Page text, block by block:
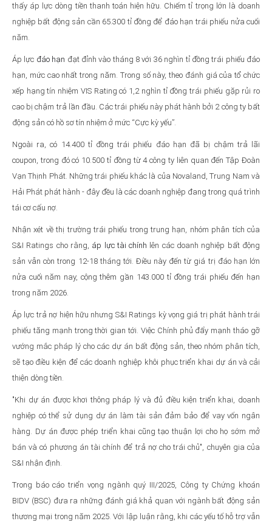
thấy áp lực dòng tiền thanh toán hiện hữu. Chiếm tỉ trọng lớn là doanh
nghiệp bất động sản cần 65.300 tỉ đồng để đáo hạn trái phiếu nửa cuối
năm.
Áp lực đáo hạn đạt đỉnh vào tháng 8 với 36 nghìn tỉ đồng trái phiếu đáo
hạn, mức cao nhất trong năm. Trong số này, theo đánh giá của tổ chức
xếp hạng tín nhiệm VIS Rating có 1,2 nghìn tỉ đồng trái phiếu gặp rủi ro
cao bị chậm trả lần đầu. Các trái phiếu này phát hành bởi 2 công ty bất
động sản có hồ sơ tín nhiệm ở mức “Cực kỳ yếu”.
Ngoài ra, có 14.400 tỉ đồng trái phiếu đáo hạn đã bị chậm trả lãi
coupon, trong đó có 10.500 tỉ đồng từ 4 công ty liên quan đến Tập Đoàn
Vạn Thịnh Phát. Những trái phiếu khác là của Novaland, Trung Nam và
Hải Phát phát hành - đây đều là các doanh nghiệp đang trong quá trình
tái cơ cấu nợ.
Nhận xét về thị trường trái phiếu trong trung hạn, nhóm phân tích của
S&I Ratings cho rằng, áp lực tài chính lên các doanh nghiệp bất động
sản vẫn còn trong 12-18 tháng tới. Điều này đến từ giá trị đáo hạn lớn
nửa cuối năm nay, cộng thêm gần 143.000 tỉ đồng trái phiếu đến hạn
trong năm 2026.
Áp lực trả nợ hiện hữu nhưng S&I Ratings kỳ vọng giá trị phát hành trái
phiếu tăng mạnh trong thời gian tới. Việc Chính phủ đẩy mạnh tháo gỡ
vướng mắc pháp lý cho các dự án bất động sản, theo nhóm phân tích,
sẽ tạo điều kiện để các doanh nghiệp khôi phục triển khai dự án và cải
thiện dòng tiền.
"Khi dự án được khơi thông pháp lý và đủ điều kiện triển khai, doanh
nghiệp có thể sử dụng dự án làm tài sản đảm bảo để vay vốn ngân
hàng. Dự án được phép triển khai cũng tạo thuận lợi cho họ sớm mở
bán và có phương án tài chính để trả nợ cho trái chủ", chuyên gia của
S&I nhận định.
Trong báo cáo triển vọng ngành quý III/2025, Công ty Chứng khoán
BIDV (BSC) đưa ra những đánh giá khả quan với ngành bất động sản
thương mại trong năm 2025. Với lập luận rằng, khi các yếu tố hỗ trợ vẫn